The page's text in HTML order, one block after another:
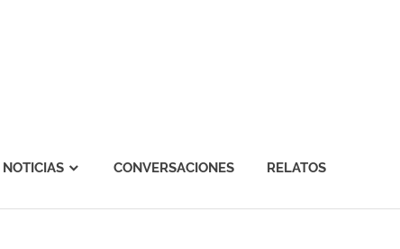
NOTICIAS CONVERSACIONES RELATOS